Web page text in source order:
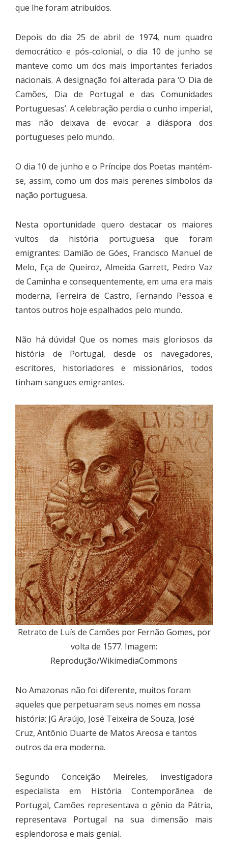
que lhe foram atribuídos.
Depois do dia 25 de abril de 1974, num quadro
democrático e pós-colonial, o dia 10 de junho se
manteve como um dos mais importantes feriados
nacionais. A designação foi alterada para ‘O Dia de
Camões, Dia de Portugal e das Comunidades
Portuguesas’. A celebração perdia o cunho imperial,
mas não deixava de evocar a diáspora dos
portugueses pelo mundo.
O dia 10 de junho e o Príncipe dos Poetas mantém-
se, assim, como um dos mais perenes símbolos da
nação portuguesa.
Nesta oportunidade quero destacar os maiores
vultos da história portuguesa que foram
emigrantes: Damião de Góes, Francisco Manuel de
Melo, Eça de Queiroz, Almeida Garrett, Pedro Vaz
de Caminha e consequentemente, em uma era mais
moderna, Ferreira de Castro, Fernando Pessoa e
tantos outros hoje espalhados pelo mundo.
Não há dúvida! Que os nomes mais gloriosos da
história de Portugal, desde os navegadores,
escritores, historiadores e missionários, todos
tinham sangues emigrantes.
Retrato de Luís de Camões por Fernão Gomes, por
volta de 1577. Imagem:
Reprodução/WikimediaCommons
No Amazonas não foi diferente, muitos foram
aqueles que perpetuaram seus nomes em nossa
história: JG Araújo, José Teixeira de Souza, José
Cruz, Antônio Duarte de Matos Areosa e tantos
outros da era moderna.
Segundo Conceição Meireles, investigadora
especialista em História Contemporânea de
Portugal, Camões representava o gênio da Pátria,
representava Portugal na sua dimensão mais
esplendorosa e mais genial.